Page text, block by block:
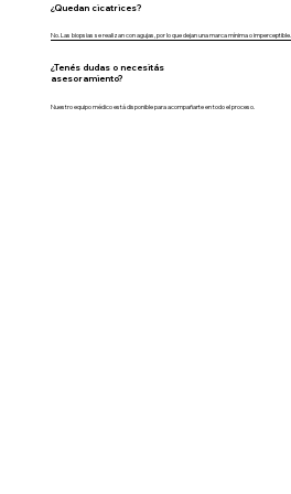
¿Quedan cicatrices?
No. Las biopsias se realizan con agujas, por lo que dejan una marca mínima o imperceptible.
¿Tenés dudas o necesitás
asesoramiento?
Nuestro equipo médico está disponible para acompañarte en todo el proceso.